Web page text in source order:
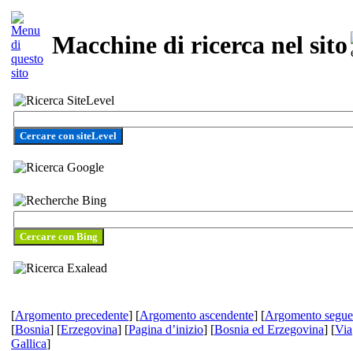
Macchine di ricerca nel sito
Cercare con siteLevel
[Argomento precedente] [Argomento ascendente] [Argomento
[Bosnia] [Erzegovina] [Pagina d’inizio] [Bosnia ed Erzegovina] [Via
Gallica]